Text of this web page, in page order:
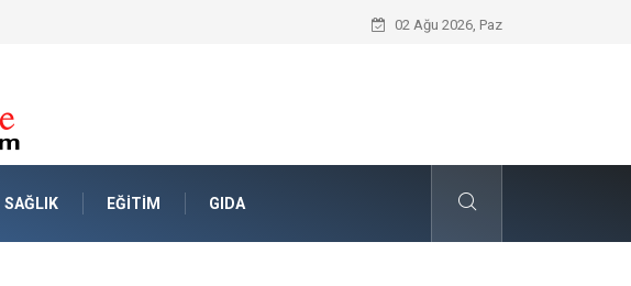
Skoda Yedek Parça Seçiminde Teknik
02 Ağu 2026, Paz
SAĞLIK EĞITIM GIDA